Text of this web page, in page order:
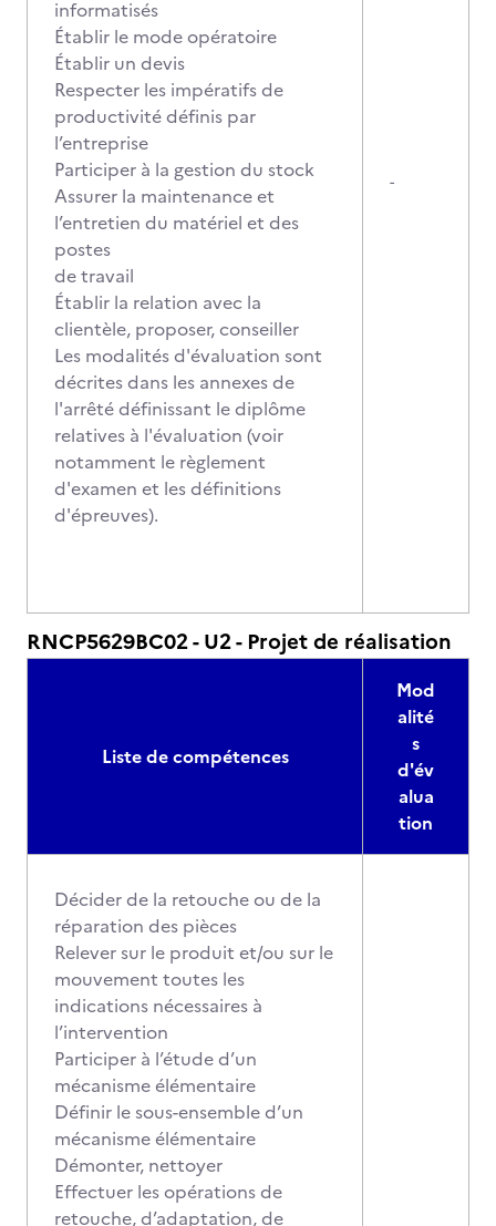
informatisés
Établir le mode opératoire
Établir un devis
Respecter les impératifs de
productivité définis par
l’entreprise
Participer à la gestion du stock
Assurer la maintenance et
l’entretien du matériel et des
postes
de travail
Établir la relation avec la
clientèle, proposer, conseiller
Les modalités d'évaluation sont
décrites dans les annexes de
l'arrêté définissant le diplôme
relatives à l'évaluation (voir
notamment le règlement
d'examen et les définitions
d'épreuves).
-
RNCP5629BC02 - U2 - Projet de réalisation
Liste de compétences
Mod
alité
s
d'év
alua
tion
Décider de la retouche ou de la
réparation des pièces
Relever sur le produit et/ou sur le
mouvement toutes les
indications nécessaires à
l’intervention
Participer à l’étude d’un
mécanisme élémentaire
Définir le sous-ensemble d’un
mécanisme élémentaire
Démonter, nettoyer
Effectuer les opérations de
retouche, d’adaptation, de